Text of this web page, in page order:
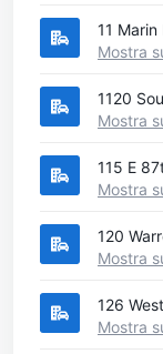
11 Marin
Mostra
1120
Mostra
115 E
Mostra
120
Mostra
126
Mostra